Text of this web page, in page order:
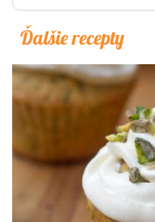
Ďalšie recepty